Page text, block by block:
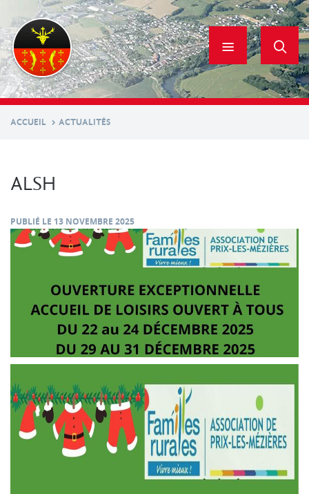
contenu
principal
ACCUEIL ACTUALITÉS
ALSH
PUBLIÉ LE 13 NOVEMBRE 2025